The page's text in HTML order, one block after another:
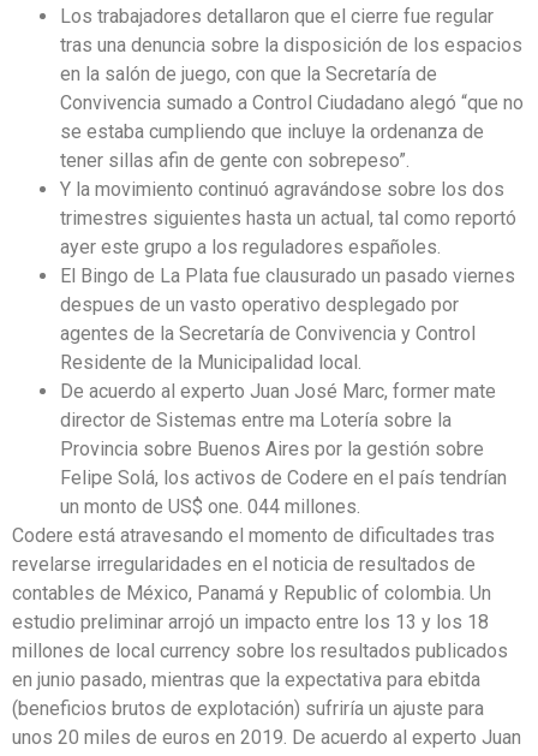
Los trabajadores detallaron que el cierre fue regular
tras una denuncia sobre la disposición de los espacios
en la salón de juego, con que la Secretaría de
Convivencia sumado a Control Ciudadano alegó “que no
se estaba cumpliendo que incluye la ordenanza de
tener sillas afin de gente con sobrepeso”.
Y la movimiento continuó agravándose sobre los dos
trimestres siguientes hasta un actual, tal como reportó
ayer este grupo a los reguladores españoles.
El Bingo de La Plata fue clausurado un pasado viernes
despues de un vasto operativo desplegado por
agentes de la Secretaría de Convivencia y Control
Residente de la Municipalidad local.
De acuerdo al experto Juan José Marc, former mate
director de Sistemas entre ma Lotería sobre la
Provincia sobre Buenos Aires por la gestión sobre
Felipe Solá, los activos de Codere en el país tendrían
un monto de US$ one. 044 millones.
Codere está atravesando el momento de dificultades tras
revelarse irregularidades en el noticia de resultados de
contables de México, Panamá y Republic of colombia. Un
estudio preliminar arrojó un impacto entre los 13 y los 18
millones de local currency sobre los resultados publicados
en junio pasado, mientras que la expectativa para ebitda
(beneficios brutos de explotación) sufriría un ajuste para
unos 20 miles de euros en 2019. De acuerdo al experto Juan